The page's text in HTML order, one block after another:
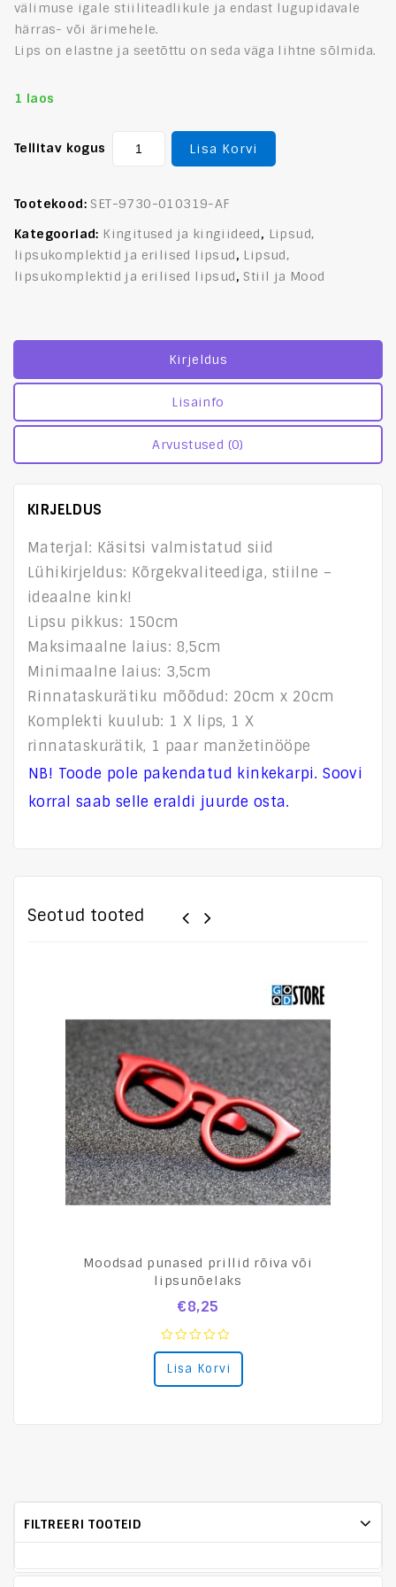
välimuse igale stiiliteadlikule ja endast lugupidavale
härras- või ärimehele.
Lips on elastne ja seetõttu on seda väga lihtne sõlmida.
1 laos
Tellitav kogus Lisa Korvi
Tootekood: SET-9730-010319-AF
Kategooriad: Kingitused ja kingiideed, Lipsud,
lipsukomplektid ja erilised lipsud, Lipsud,
lipsukomplektid ja erilised lipsud, Stiil ja Mood
Kirjeldus
Lisainfo
Arvustused (0)
KIRJELDUS
Materjal: Käsitsi valmistatud siid
Lühikirjeldus: Kõrgekvaliteediga, stiilne –
ideaalne kink!
Lipsu pikkus: 150cm
Maksimaalne laius: 8,5cm
Minimaalne laius: 3,5cm
Rinnataskurätiku mõõdud: 20cm x 20cm
Komplekti kuulub: 1 X lips, 1 X
rinnataskurätik, 1 paar manžetinööpe
NB! Toode pole pakendatud kinkekarpi. Soovi
korral saab selle eraldi juurde osta.
Seotud tooted
Moodsad punased prillid rõiva või
lipsunõelaks
€8,25
0
out
of
Lisa Korvi
FILTREERI TOOTEID